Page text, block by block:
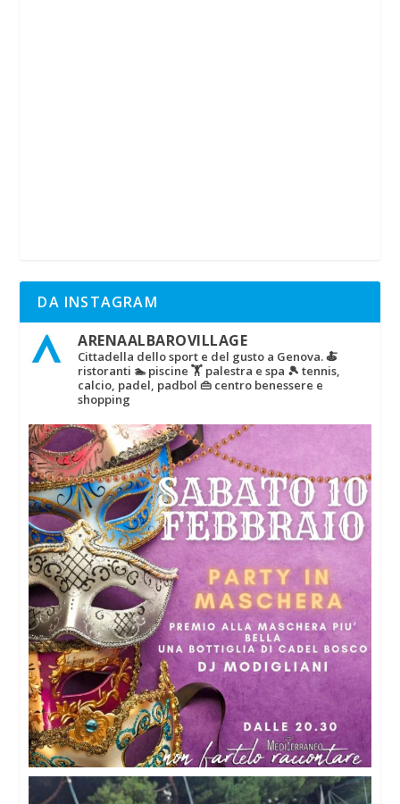
DA INSTAGRAM
ARENAALBAROVILLAGE
Cittadella dello sport e del gusto a Genova.🍝
ristoranti 🏊 piscine 🏋‍ palestra e spa 🎾 tennis,
calcio, padel, padbol 👜 centro benessere e
shopping